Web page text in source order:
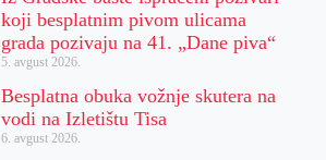
koji besplatnim pivom ulicama
grada pozivaju na 41. „Dane piva“
5. avgust 2026.
Besplatna obuka vožnje skutera na
vodi na Izletištu Tisa
6. avgust 2026.